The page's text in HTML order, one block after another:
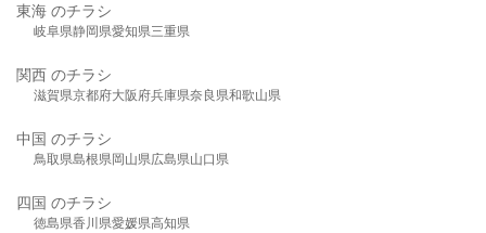
東海 のチラシ
岐阜県静岡県愛知県三重県
関西 のチラシ
滋賀県京都府大阪府兵庫県奈良県和歌山県
中国 のチラシ
鳥取県島根県岡山県広島県山口県
四国 のチラシ
徳島県香川県愛媛県高知県